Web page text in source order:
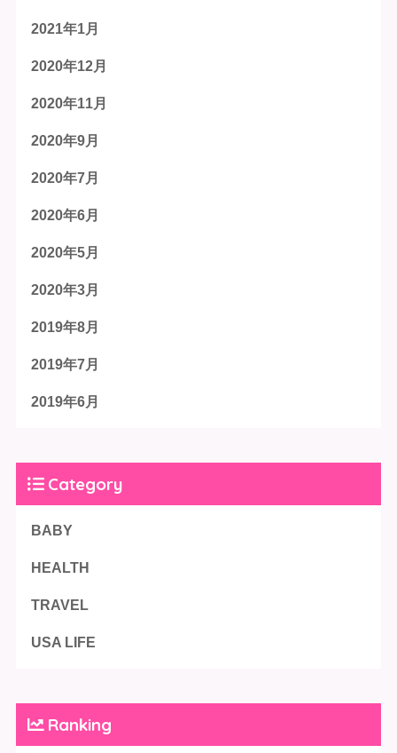
2021年1月
2020年12月
2020年11月
2020年9月
2020年7月
2020年6月
2020年5月
2020年3月
2019年8月
2019年7月
2019年6月
Category
BABY
HEALTH
TRAVEL
USA LIFE
Ranking